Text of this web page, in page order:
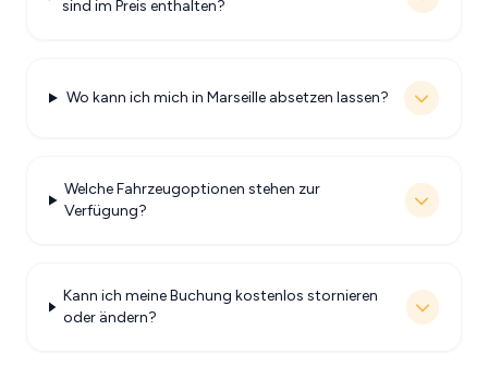
sind im Preis enthalten?
Wo kann ich mich in Marseille absetzen lassen?
Welche Fahrzeugoptionen stehen zur
Verfügung?
Kann ich meine Buchung kostenlos stornieren
oder ändern?